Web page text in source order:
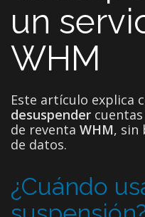
un
WHM
Este artículo explica
desuspender
de reventa WHM, sin
de datos.
¿Cuándo